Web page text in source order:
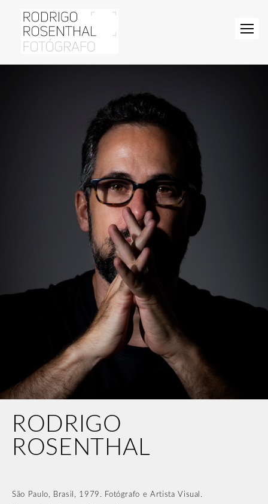
RODRIGO
ROSENTHAL
São Paulo, Brasil, 1979. Fotógrafo e Artista Visual.